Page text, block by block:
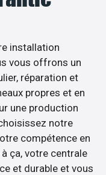
installation
vous offrons un
réparation et
propres et en
une production
notre
compétence en
ça, votre centrale
et durable et vous